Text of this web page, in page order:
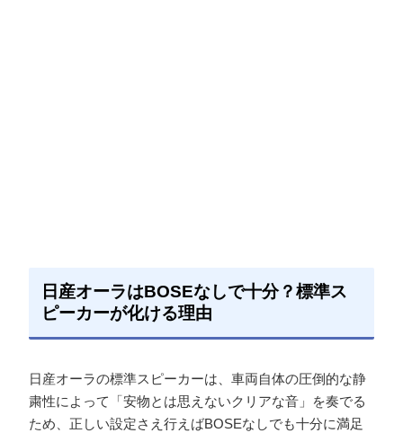
日産オーラはBOSEなしで十分？標準ス
ピーカーが化ける理由
日産オーラの標準スピーカーは、車両自体の圧倒的な静
粛性によって「安物とは思えないクリアな音」を奏でる
ため、正しい設定さえ行えばBOSEなしでも十分に満足